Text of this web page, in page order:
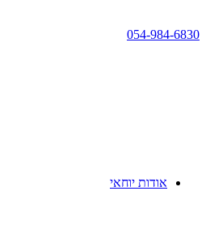
054-984-6830
אודות יוחאי